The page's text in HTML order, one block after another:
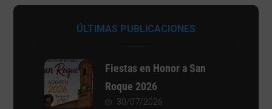
ÚLTIMAS PUBLICACIONES
Fiestas en Honor a San
Roque 2026
30/07/2026